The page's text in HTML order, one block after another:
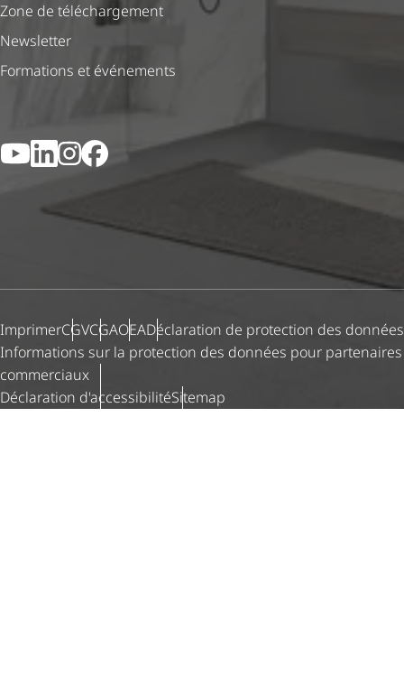
Zone de téléchargement
Newsletter
Formations et événements
YouTubeLinkedIn
Instagram
Facebook
ImprimerCGVCGAOEADéclaration de protection des données
Informations sur la protection des données pour partenaires
commerciaux
Déclaration d'ac­ces­si­bi­litéSitemap